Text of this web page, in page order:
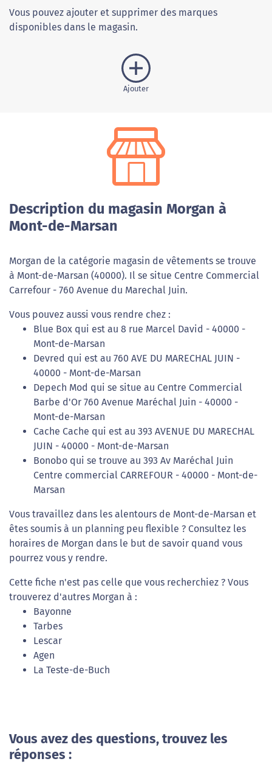
Vous pouvez ajouter et supprimer des marques
disponibles dans le magasin.
Ajouter
Description du magasin Morgan à
Mont-de-Marsan
Morgan de la catégorie magasin de vêtements se trouve
à Mont-de-Marsan (40000). Il se situe Centre Commercial
Carrefour - 760 Avenue du Marechal Juin.
Vous pouvez aussi vous rendre chez :
Blue Box qui est au 8 rue Marcel David - 40000 -
Mont-de-Marsan
Devred qui est au 760 AVE DU MARECHAL JUIN -
40000 - Mont-de-Marsan
Depech Mod qui se situe au Centre Commercial
Barbe d'Or 760 Avenue Maréchal Juin - 40000 -
Mont-de-Marsan
Cache Cache qui est au 393 AVENUE DU MARECHAL
JUIN - 40000 - Mont-de-Marsan
Bonobo qui se trouve au 393 Av Maréchal Juin
Centre commercial CARREFOUR - 40000 - Mont-de-
Marsan
Vous travaillez dans les alentours de Mont-de-Marsan et
êtes soumis à un planning peu flexible ? Consultez les
horaires de Morgan dans le but de savoir quand vous
pourrez vous y rendre.
Cette fiche n'est pas celle que vous recherchiez ? Vous
trouverez d'autres Morgan à :
Bayonne
Tarbes
Lescar
Agen
La Teste-de-Buch
Vous avez des questions, trouvez les
réponses :